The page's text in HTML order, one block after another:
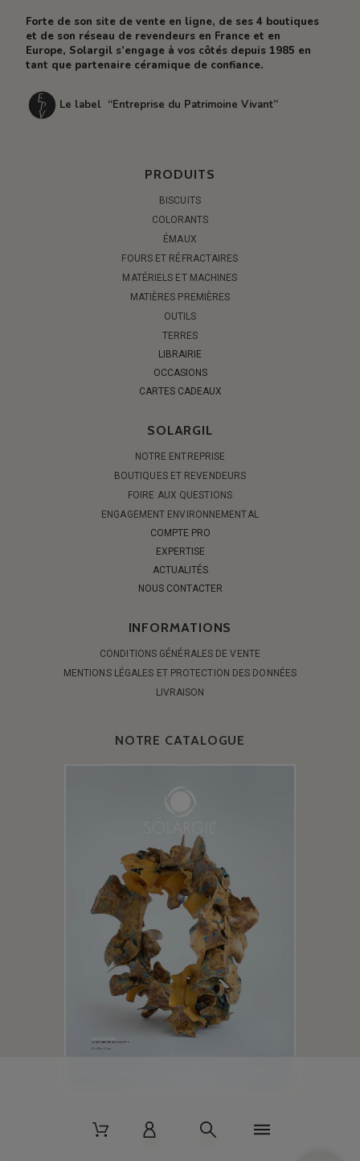
Forte de son site de vente en ligne, de ses 4 boutiques
et de son réseau de revendeurs en France et en
Europe, Solargil s’engage à vos côtés depuis 1985 en
tant que partenaire céramique de confiance.
Le label “Entreprise du Patrimoine Vivant”
PRODUITS
BISCUITS
COLORANTS
ÉMAUX
FOURS ET RÉFRACTAIRES
MATÉRIELS ET MACHINES
MATIÈRES PREMIÈRES
OUTILS
TERRES
LIBRAIRIE
OCCASIONS
CARTES CADEAUX
SOLARGIL
NOTRE ENTREPRISE
BOUTIQUES ET REVENDEURS
FOIRE AUX QUESTIONS
ENGAGEMENT ENVIRONNEMENTAL
COMPTE PRO
EXPERTISE
ACTUALITÉS
NOUS CONTACTER
INFORMATIONS
CONDITIONS GÉNÉRALES DE VENTE
MENTIONS LÉGALES ET PROTECTION DES DONNÉES
LIVRAISON
NOTRE CATALOGUE